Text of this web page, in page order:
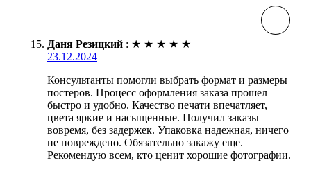
Даня Резицкий : ★ ★ ★ ★ ★
23.12.2024
Консультанты помогли выбрать формат и размеры
постеров. Процесс оформления заказа прошел
быстро и удобно. Качество печати впечатляет,
цвета яркие и насыщенные. Получил заказы
вовремя, без задержек. Упаковка надежная, ничего
не повреждено. Обязательно закажу еще.
Рекомендую всем, кто ценит хорошие фотографии.